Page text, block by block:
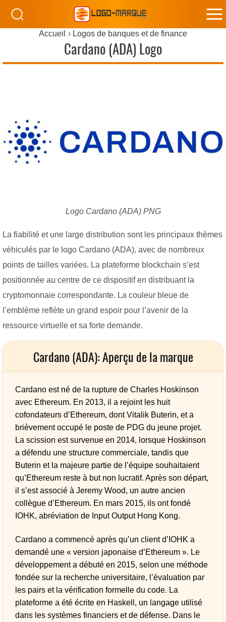
Accueil Logos de banques et de finance
Cardano (ADA) Logo
Logo Cardano (ADA) PNG
La fiabilité et une large distribution sont les principaux thèmes
véhiculés par le logo Cardano (ADA), avec de nombreux
points de tailles variées. La plateforme blockchain s’est
positionnée au centre de ce dispositif en distribuant la
cryptomonnaie correspondante. La couleur bleue de
l’emblème reflète un grand espoir pour l’avenir de la
ressource virtuelle et sa forte demande.
Cardano (ADA): Aperçu de la marque
Cardano est né de la rupture de Charles Hoskinson
avec Ethereum. En 2013, il a rejoint les huit
cofondateurs d’Ethereum, dont Vitalik Buterin, et a
brièvement occupé le poste de PDG du jeune projet.
La scission est survenue en 2014, lorsque Hoskinson
a défendu une structure commerciale, tandis que
Buterin et la majeure partie de l’équipe souhaitaient
qu’Ethereum reste à but non lucratif. Après son départ,
il s’est associé à Jeremy Wood, un autre ancien
collègue d’Ethereum. En mars 2015, ils ont fondé
IOHK, abréviation de Input Output Hong Kong.
Cardano a commencé après qu’un client d’IOHK a
demandé une « version japonaise d’Ethereum ». Le
développement a débuté en 2015, selon une méthode
fondée sur la recherche universitaire, l’évaluation par
les pairs et la vérification formelle du code. La
plateforme a été écrite en Haskell, un langage utilisé
dans les systèmes financiers et de défense. Dans le